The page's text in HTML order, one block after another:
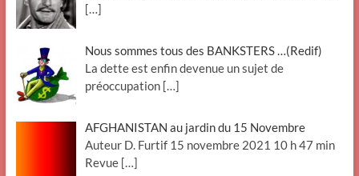
[…]
Nous sommes tous des BANKSTERS …(Redif)
La dette est enfin devenue un sujet de
préoccupation […]
AFGHANISTAN au jardin du 15 Novembre
Auteur D. Furtif 15 novembre 2021 10 h 47 min
Revue […]